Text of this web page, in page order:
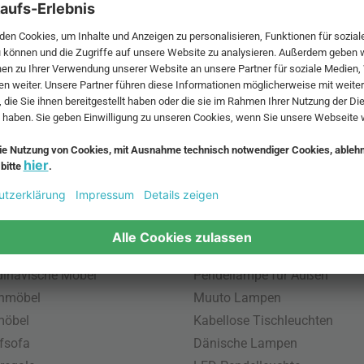
und zzgl.
Möbel
Beliebte Leuchten
Pendellampe für Außen
Muuto Lampen
Kabellose Tischleuchten
Dänische Lampen